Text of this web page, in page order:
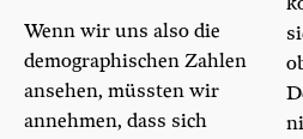
Wenn wir uns also die
demo­gra­phi­schen Zah­len
anse­hen, müss­ten wir
anneh­men, dass sich